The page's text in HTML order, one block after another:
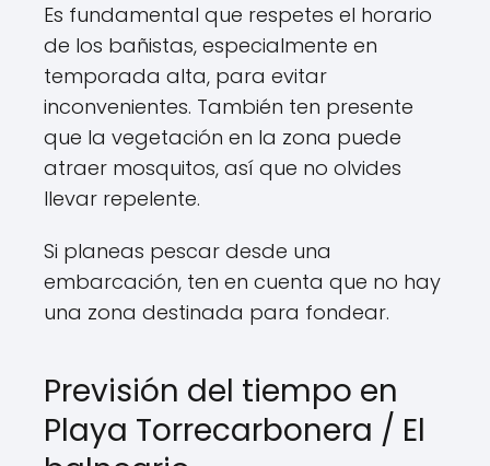
Es fundamental que respetes el horario
de los bañistas, especialmente en
temporada alta, para evitar
inconvenientes. También ten presente
que la vegetación en la zona puede
atraer mosquitos, así que no olvides
llevar repelente.
Si planeas pescar desde una
embarcación, ten en cuenta que no hay
una zona destinada para fondear.
Previsión del tiempo en
Playa Torrecarbonera / El